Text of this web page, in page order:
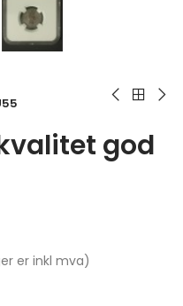
god
er inkl mva)